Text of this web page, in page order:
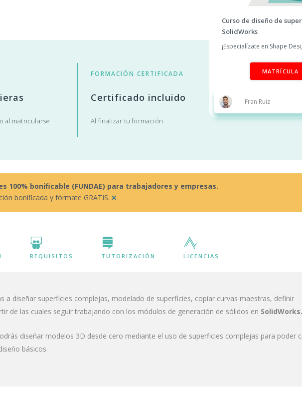
al matricularse
FORMACIÓN CERTIFICADA
Certificado incluido
Al finalizar tu formación
Curso de diseño de
SolidWorks
¡Especialízate en Shape
MATRÍCULA
Fran Ruiz
bonificable (FUNDAE) para trabajadores y empresas.
bonificada y fórmate GRATIS. ×
REQUISITOS TUTORIZACIÓN LICENCIAS
a diseñar superficies complejas, modelado de superficies, copiar curvas maestras, definir
de las cuales seguir trabajando con los módulos de generación de sólidos en SolidWorks.
diseñar modelos 3D desde cero mediante el uso de superficies complejas para poder
básicos.